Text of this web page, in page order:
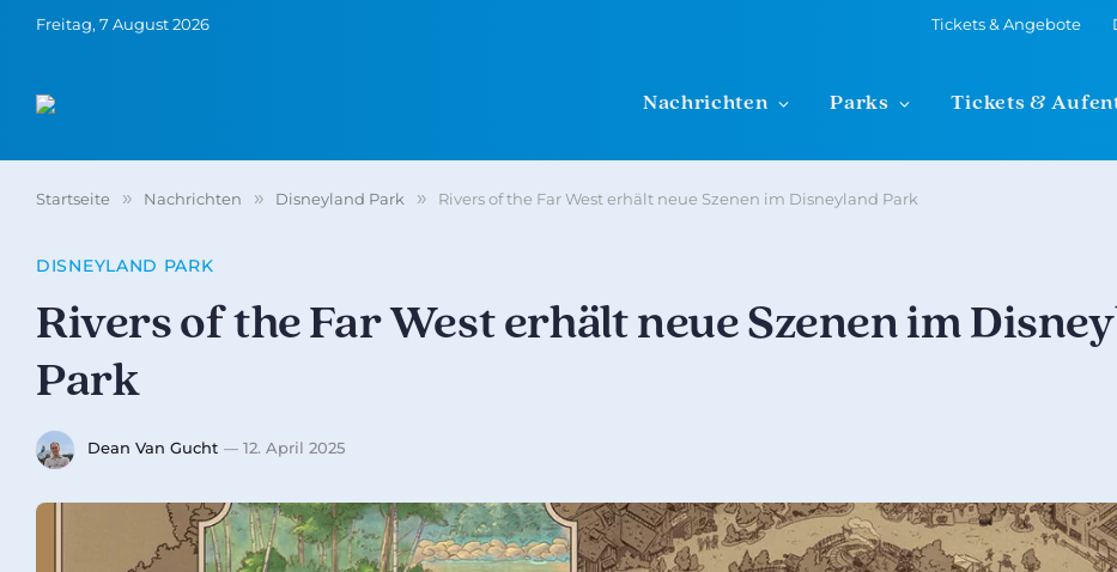
Freitag, 7 August 2026 Tickets & Angebote
Nachrichten Parks Tickets &
Startseite » Nachrichten » Disneyland Park » Rivers of the Far West erhält neue Szenen im Disneyland Park
DISNEYLAND PARK
Rivers of the Far West erhält neue Szenen im
Park
Dean Van Gucht 12. April 2025